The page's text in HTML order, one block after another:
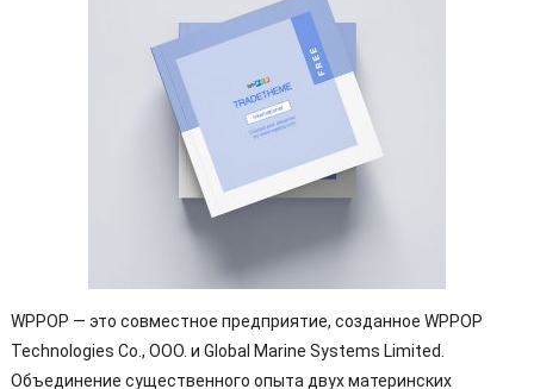
WPPOP — это совместное предприятие, созданное WPPOP
Technologies Co., ООО. и Global Marine Systems Limited.
Объединение существенного опыта двух материнских